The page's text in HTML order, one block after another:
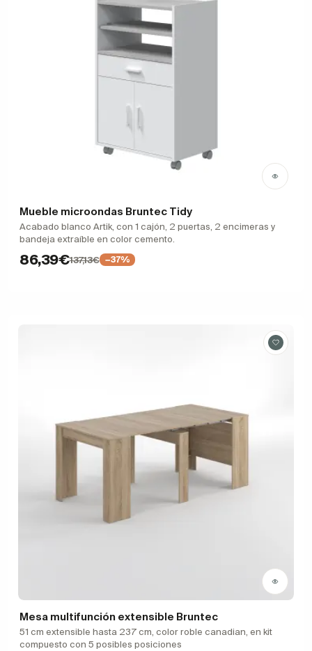
Mueble microondas Bruntec Tidy
Acabado blanco Artik, con 1 cajón, 2 puertas, 2 encimeras y
bandeja extraíble en color cemento.
86,39€137,13€ −37%
Mesa multifunción extensible Bruntec
51 cm extensible hasta 237 cm, color roble canadian, en kit
compuesto con 5 posibles posiciones